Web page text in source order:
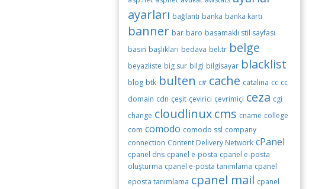
ayarları bağlantı banka banka kartı
banner bar baro basamaklı stil sayfası
basın başlıkları bedava bel.tr belge
beyazliste big sur bilgi bilgisayar blacklist
blog btk bulten c# cache catalina cc cc
domain cdn çeşit çevirici çevrimiçi ceza cgi
change cloudlinuxcms cname college
com comodo comodo ssl company
connection Content Delivery Network cPanel
cpanel dns cpanel e-posta cpanel e-posta
oluşturma cpanel e-posta tanımlama cpanel
eposta tanımlama cpanel mail cpanel